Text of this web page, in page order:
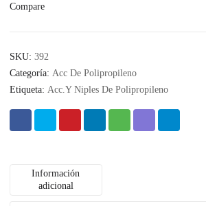
Compare
SKU: 392
Categoría: Acc De Polipropileno
Etiqueta: Acc.Y Niples De Polipropileno
Información
adicional